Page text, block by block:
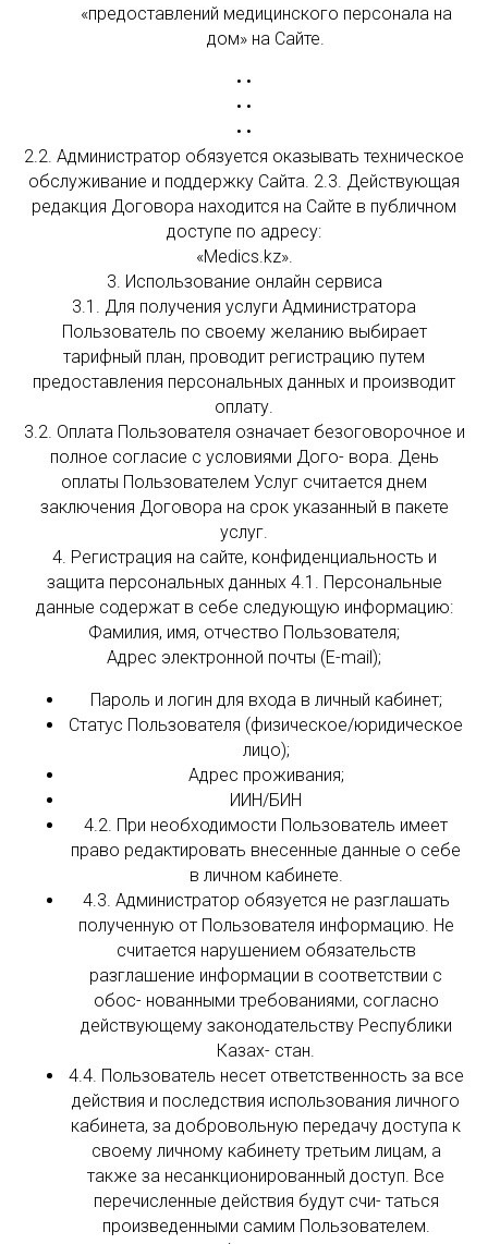
«предоставлений медицинского персонала на
дом» на Сайте.
• •
• •
• •
2.2. Администратор обязуется оказывать техническое
обслуживание и поддержку Сайта. 2.3. Действующая
редакция Договора находится на Сайте в публичном
доступе по адресу:
«Medics.kz».
3. Использование онлайн сервиса
3.1. Для получения услуги Администратора
Пользователь по своему желанию выбирает
тарифный план, проводит регистрацию путем
предоставления персональных данных и производит
оплату.
3.2. Оплата Пользователя означает безоговорочное и
полное согласие с условиями Дого- вора. День
оплаты Пользователем Услуг считается днем
заключения Договора на срок указанный в пакете
услуг.
4. Регистрация на сайте, конфиденциальность и
защита персональных данных 4.1. Персональные
данные содержат в себе следующую информацию:
Фамилия, имя, отчество Пользователя;
Адрес электронной почты (E-mail);
Пароль и логин для входа в личный кабинет;
Статус Пользователя (физическое/юридическое
лицо);
Адрес проживания;
ИИН/БИН
4.2. При необходимости Пользователь имеет
право редактировать внесенные данные о себе
в личном кабинете.
4.3. Администратор обязуется не разглашать
полученную от Пользователя информацию. Не
считается нарушением обязательств
разглашение информации в соответствии с
обос- нованными требованиями, согласно
действующему законодательству Республики
Казах- стан.
4.4. Пользователь несет ответственность за все
действия и последствия использования личного
кабинета, за добровольную передачу доступа к
своему личному кабинету третьим лицам, а
также за несанкционированный доступ. Все
перечисленные действия будут счи- таться
произведенными самим Пользователем.